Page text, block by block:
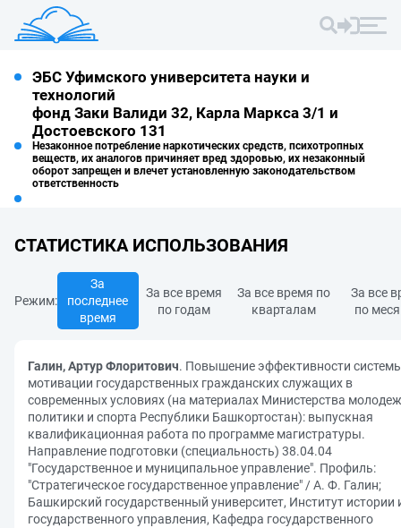
ЭБС Уфимского университета науки и
технологий
фонд Заки Валиди 32, Карла Маркса 3/1 и
Достоевского 131
Незаконное потребление наркотических средств, психотропных
веществ, их аналогов причиняет вред здоровью, их незаконный
оборот запрещен и влечет установленную законодательством
ответственность
СТАТИСТИКА ИСПОЛЬЗОВАНИЯ
Режим:
За
последнее
время
За все время
по годам
За все время по
кварталам
За все
по
Галин, Артур Флоритович. Повышение эффективности
мотивации государственных гражданских служащих в
современных условиях (на материалах Министерства
политики и спорта Республики Башкортостан): выпускная
квалификационная работа по программе магистратуры.
Направление подготовки (специальность) 38.04.04
"Государственное и муниципальное управление". Профиль:
"Стратегическое государственное управление" / А. Ф. Галин;
Башкирский государственный университет, Институт истории
государственного управления, Кафедра государственного